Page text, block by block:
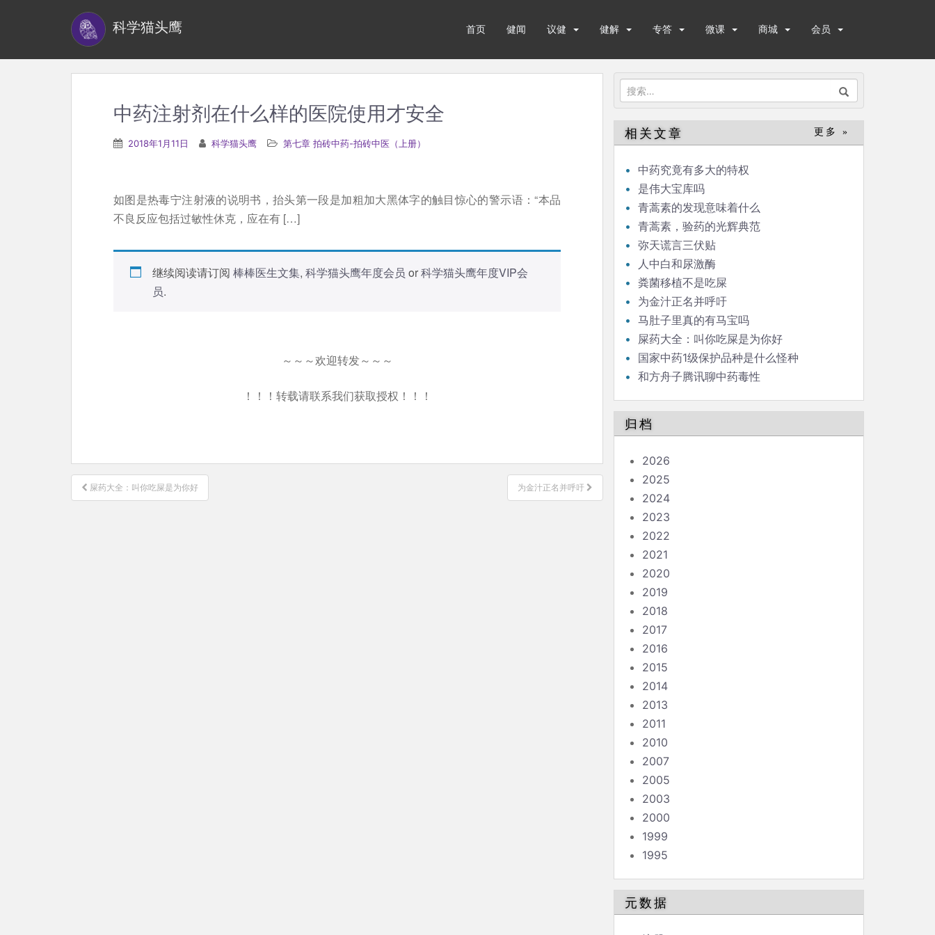
科学猫头鹰 首页 健闻 议健 健解 专答 微课 商城 会员
搜
索：
中药注射剂在什么样的医院使用才安全
2018年1月11日 科学猫头鹰 第七章 拍砖中药-拍砖中医（上册）
如图是热毒宁注射液的说明书，抬头第一段是加粗加大黑体字的触目惊心的警示语：“本品
不良反应包括过敏性休克，应在有 […]
继续阅读请订阅 棒棒医生文集, 科学猫头鹰年度会员 or科学猫头鹰年度VIP会
员.
～～～欢迎转发～～～
！！！转载请联系我们获取授权！！！
文
章
屎药大全：叫你吃屎是为你好 为金汁正名并呼吁
相关文章 更多 »
中药究竟有多大的特权
是伟大宝库吗
青蒿素的发现意味着什么
青蒿素，验药的光辉典范
弥天谎言三伏贴
人中白和尿激酶
粪菌移植不是吃屎
为金汁正名并呼吁
马肚子里真的有马宝吗
屎药大全：叫你吃屎是为你好
国家中药1级保护品种是什么怪种
和方舟子腾讯聊中药毒性
归档
2026
2025
2024
2023
2022
2021
2020
2019
2018
2017
2016
2015
2014
2013
2011
2010
2007
2005
2003
2000
1999
1995
元数据